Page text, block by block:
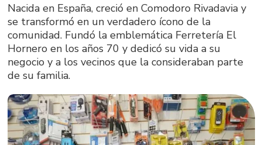
Nacida en España, creció en Comodoro Rivadavia y
se transformó en un verdadero ícono de la
comunidad. Fundó la emblemática Ferretería El
Hornero en los años 70 y dedicó su vida a su
negocio y a los vecinos que la consideraban parte
de su familia.